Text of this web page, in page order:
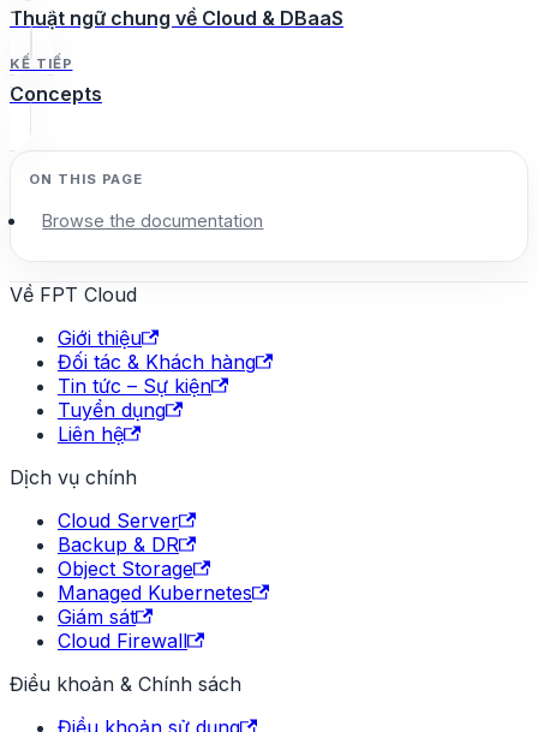
Thuật ngữ chung về Cloud & DBaaS
KẾ TIẾP
Concepts
Browse the documentation
Về FPT Cloud
Giới thiệu
Đối tác & Khách hàng
Tin tức – Sự kiện
Tuyển dụng
Liên hệ
Dịch vụ chính
Cloud Server
Backup & DR
Object Storage
Managed Kubernetes
Giám sát
Cloud Firewall
Điều khoản & Chính sách